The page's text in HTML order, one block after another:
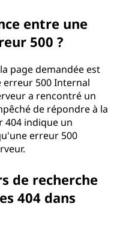
entre une
500 ?
page demandée est
erreur 500 Internal
a rencontré un
de répondre à la
404 indique un
erreur 500
de recherche
404 dans